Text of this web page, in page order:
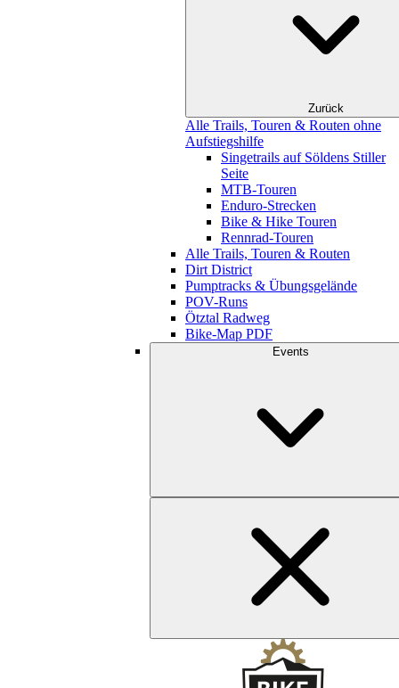
Zurück
Alle Trails, Touren & Routen ohne
Aufstiegshilfe
Singetrails auf Söldens Stiller
Seite
MTB-Touren
Enduro-Strecken
Bike & Hike Touren
Rennrad-Touren
Alle Trails, Touren & Routen
Dirt District
Pumptracks & Übungsgelände
POV-Runs
Ötztal Radweg
Bike-Map PDF
Events